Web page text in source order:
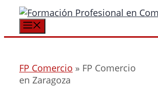
Saltar
contenido
FP Comercio » FP Comercio
en Zaragoza